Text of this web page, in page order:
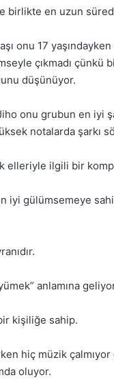
birlikte en uzun
onu 17 yaşındayken
çıkmadı çünkü
düşünüyor.
onu grubun en iyi
notalarda şarkı
elleriyle ilgili bir
iyi gülümsemeye
anlamına
kişiliğe sahip.
hiç müzik
oluyor.